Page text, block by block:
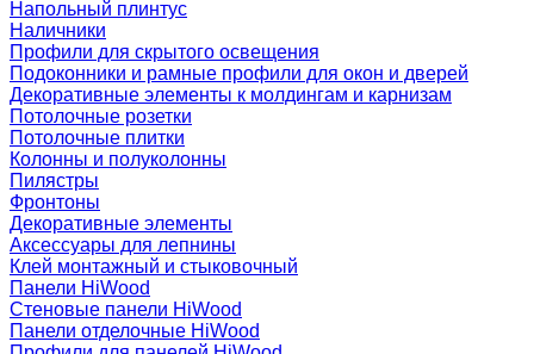
Напольный плинтус
Наличники
Профили для скрытого освещения
Подоконники и рамные профили для окон и дверей
Декоративные элементы к молдингам и карнизам
Потолочные розетки
Потолочные плитки
Колонны и полуколонны
Пилястры
Фронтоны
Декоративные элементы
Аксессуары для лепнины
Клей монтажный и стыковочный
Панели HiWood
Стеновые панели HiWood
Панели отделочные HiWood